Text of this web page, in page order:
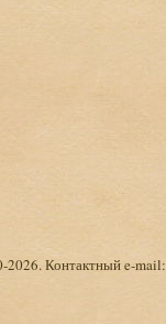
2026. Контактный e-mail: